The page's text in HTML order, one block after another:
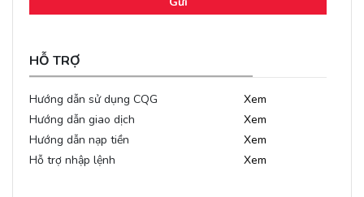
HỖ TRỢ
Hướng dẫn sử dụng CQG
Xem
Hướng dẫn giao dịch
Xem
Hướng dẫn nạp tiền
Xem
Hỗ trợ nhập lệnh
Xem